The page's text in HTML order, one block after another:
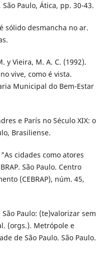
Paulo, Ática, pp. 30-43.
sólido desmancha no ar.
y Vieira, M. A. C. (1992).
vive, como é vista.
Municipal do Bem-Estar
e París no Século XIX: o
Brasiliense.
"As cidades como atores
São Paulo. Centro
(CEBRAP), núm. 45,
São Paulo: (te)valorizar sem
(orgs.). Metrópole e
de São Paulo. São Paulo.